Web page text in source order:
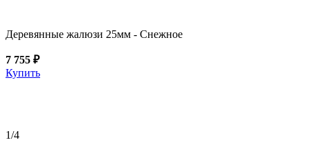
Деревянные жалюзи 25мм - Снежное
7 755 ₽
Купить
1/4